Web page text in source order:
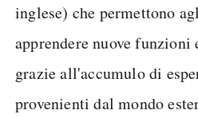
inglese) che permettono
apprendere nuove funzioni
grazie all'accumulo di
provenienti dal mondo